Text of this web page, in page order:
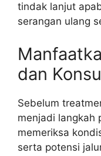
tindak lanjut
serangan ulang
dan
Sebelum
menjadi langkah
memeriksa
serta potensi